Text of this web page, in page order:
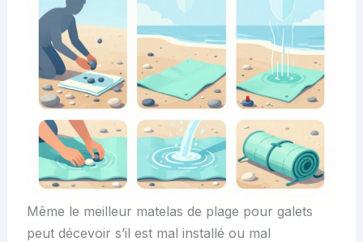
Même le meilleur matelas de plage pour galets
peut décevoir s’il est mal installé ou mal